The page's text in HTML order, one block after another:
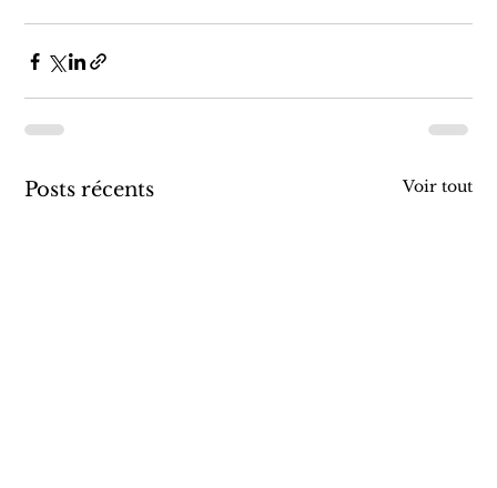
Posts récents Voir tout